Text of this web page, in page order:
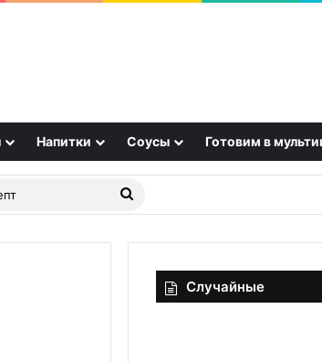
Напитки Соусы Готовим в
Найти
Случайные